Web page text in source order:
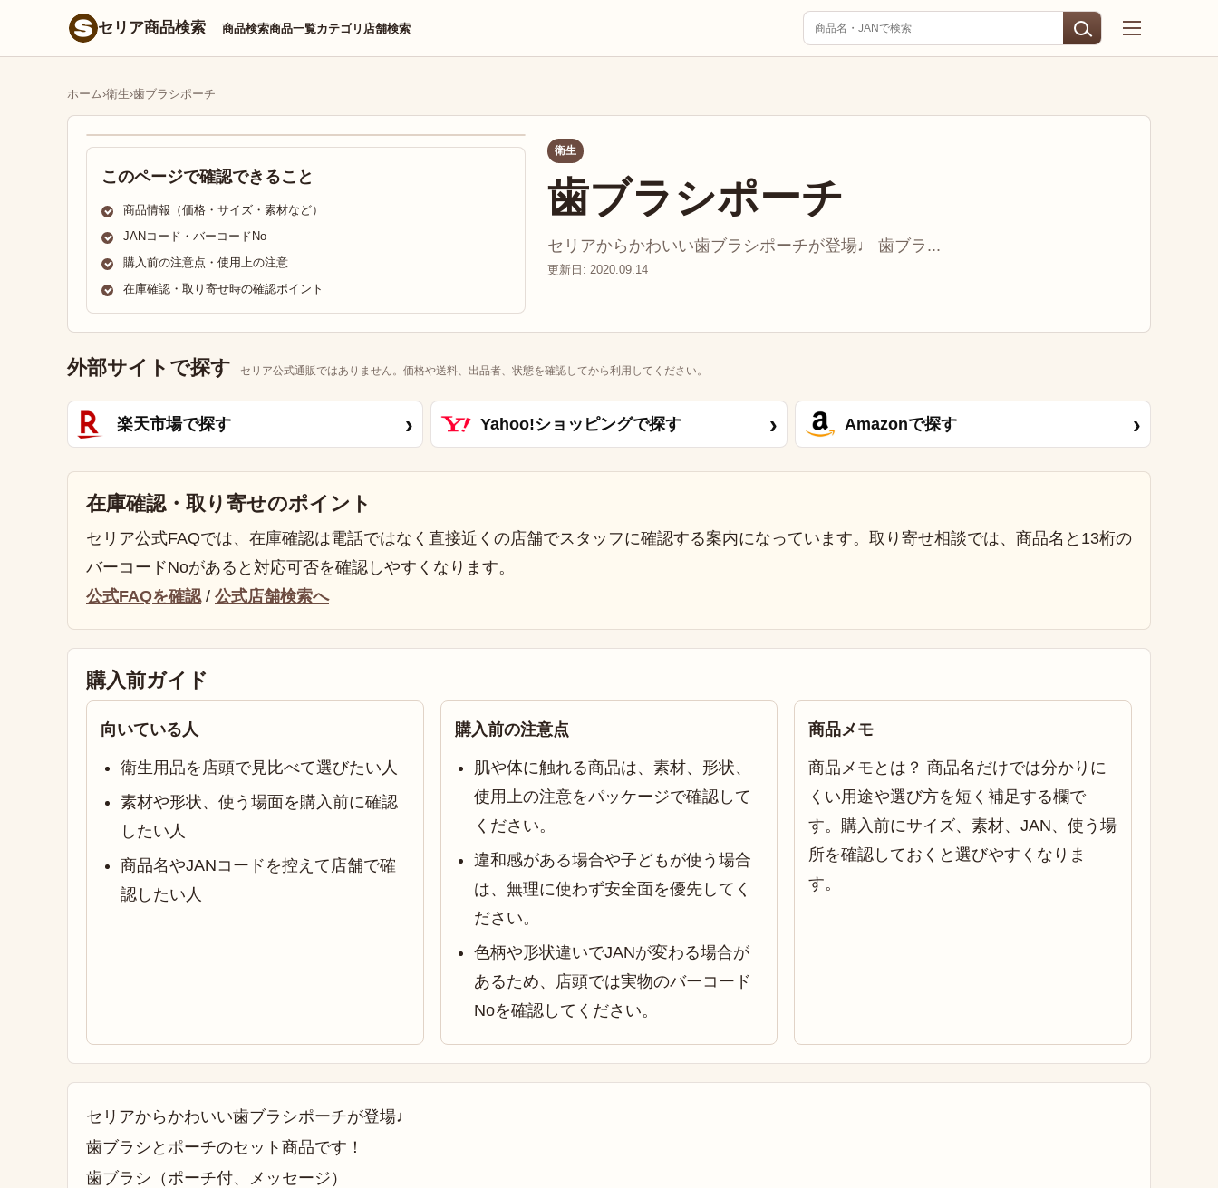
セリア商品検索 商品検索商品一覧カテゴリ 店舗検索
ホーム›衛生›歯ブラシポーチ
このページで確認できること
商品情報（価格・サイズ・素材など）
JANコード・バーコードNo
購入前の注意点・使用上の注意
在庫確認・取り寄せ時の確認ポイント
衛生
歯ブラシポーチ
セリアからかわいい歯ブラシポーチが登場♩ 歯ブラ...
更新日: 2020.09.14
外部サイトで探す セリア公式通販ではありません。価格や送料、出品者、状態を確認してから利用してください。
楽天市場で探す › Yahoo!ショッピングで探す › Amazonで探す ›
在庫確認・取り寄せのポイント
セリア公式FAQでは、在庫確認は電話ではなく直接近くの店舗でスタッフに確認する案内になっています。取り寄せ相談では、商品名と13桁の
バーコードNoがあると対応可否を確認しやすくなります。
公式FAQを確認/ 公式店舗検索へ
購入前ガイド
向いている人
衛生用品を店頭で見比べて選びたい人
素材や形状、使う場面を購入前に確認
したい人
商品名やJANコードを控えて店舗で確
認したい人
購入前の注意点
肌や体に触れる商品は、素材、形状、
使用上の注意をパッケージで確認して
ください。
違和感がある場合や子どもが使う場合
は、無理に使わず安全面を優先してく
ださい。
色柄や形状違いでJANが変わる場合が
あるため、店頭では実物のバーコード
Noを確認してください。
商品メモ
商品メモとは？ 商品名だけでは分かりに
くい用途や選び方を短く補足する欄で
す。購入前にサイズ、素材、JAN、使う場
所を確認しておくと選びやすくなりま
す。
セリアからかわいい歯ブラシポーチが登場♩
歯ブラシとポーチのセット商品です！
歯ブラシ（ポーチ付、メッセージ）